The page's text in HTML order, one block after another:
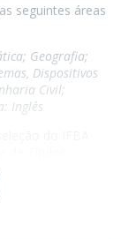
seguintes áreas
Geografia;
Dispositivos
Civil;
Inglês